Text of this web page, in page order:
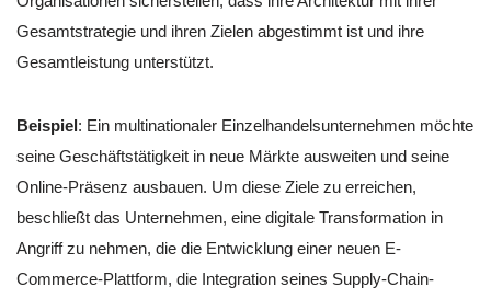
Gesamtstrategie und ihren Zielen abgestimmt ist und ihre
Gesamtleistung unterstützt.
Beispiel: Ein multinationaler Einzelhandelsunternehmen möchte
seine Geschäftstätigkeit in neue Märkte ausweiten und seine
Online-Präsenz ausbauen. Um diese Ziele zu erreichen,
beschließt das Unternehmen, eine digitale Transformation in
Angriff zu nehmen, die die Entwicklung einer neuen E-
Commerce-Plattform, die Integration seines Supply-Chain-